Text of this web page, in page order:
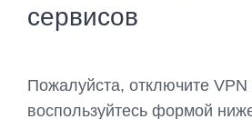
сервисов
Пожалуйста, отключите VPN
воспользуйтесь формой